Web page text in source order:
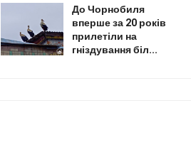
До Чорнобиля
вперше за 20 років
прилетіли на
гніздування біл...